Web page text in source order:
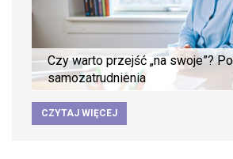
Czy warto przejść „na swoje”?
samozatrudnienia
CZYTAJ WIĘCEJ